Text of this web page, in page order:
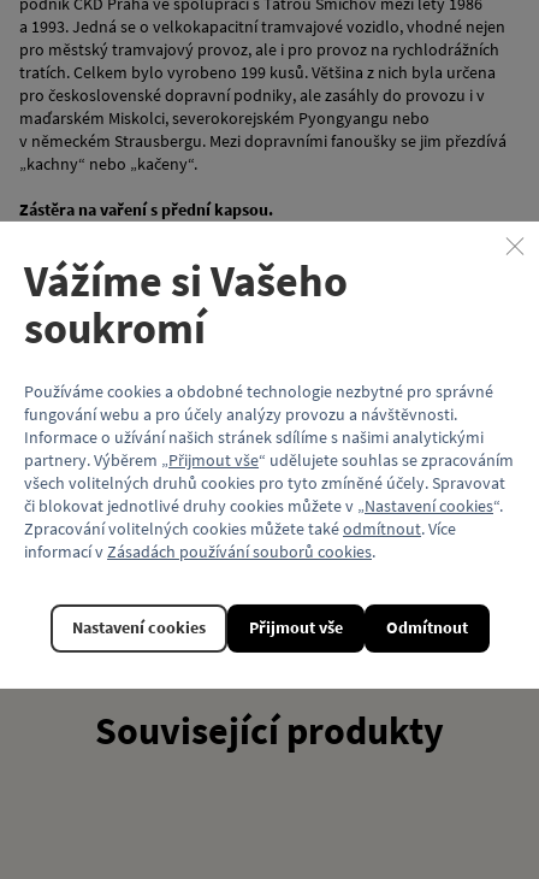
a 1993. Jedná se o velkokapacitní tramvajové vozidlo, vhodné nejen
pro městský tramvajový provoz, ale i pro provoz na rychlodrážních
tratích. Celkem bylo vyrobeno 199 kusů. Většina z nich byla určena
pro československé dopravní podniky, ale zasáhly do provozu i v
maďarském Miskolci, severokorejském Pyongyangu nebo
v německém Strausbergu. Mezi dopravními fanoušky se jim přezdívá
„kachny“ nebo „kačeny“.
Zástěra na vaření s přední kapsou.
Materiál: 80% polyester, 20% bavlna
Gramáž: 220 g/m2
Barva: béžová
Přední strana: potisk / malé logo Locomotif
Kód produktu KP234_KT8B
Barva Béžová
Materiál Bavlna / Polyester
Model vozu
Motiv (typ vozu) Tramvaj
Související produkty
Vážíme si Vašeho
soukromí
Používáme cookies a obdobné technologie nezbytné pro správné
fungování webu a pro účely analýzy provozu a návštěvnosti.
Informace o užívání našich stránek sdílíme s našimi analytickými
partnery. Výběrem „Přijmout vše“ udělujete souhlas se zpracováním
všech volitelných druhů cookies pro tyto zmíněné účely. Spravovat
či blokovat jednotlivé druhy cookies můžete v „Nastavení cookies“.
Zpracování volitelných cookies můžete takéodmítnout. Více
informací v Zásadách používání souborů cookies.
Odmítnout
Nastavení cookies Přijmout vše